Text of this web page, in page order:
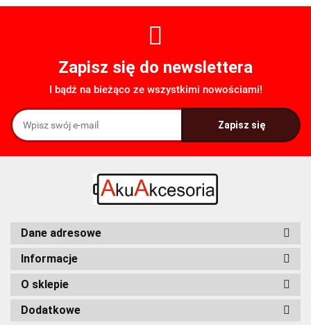
Zapisz się do newslettera
I bądź na bieżąco ze wszystkimi nowościami!
Dane adresowe
Informacje
O sklepie
Dodatkowe